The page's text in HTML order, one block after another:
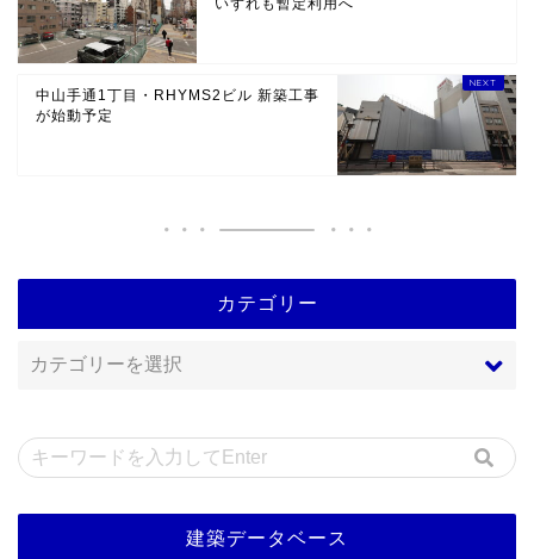
中山手通1丁目・RHYMS2ビル 新築工事
が始動予定
カテゴリー
建築データベース